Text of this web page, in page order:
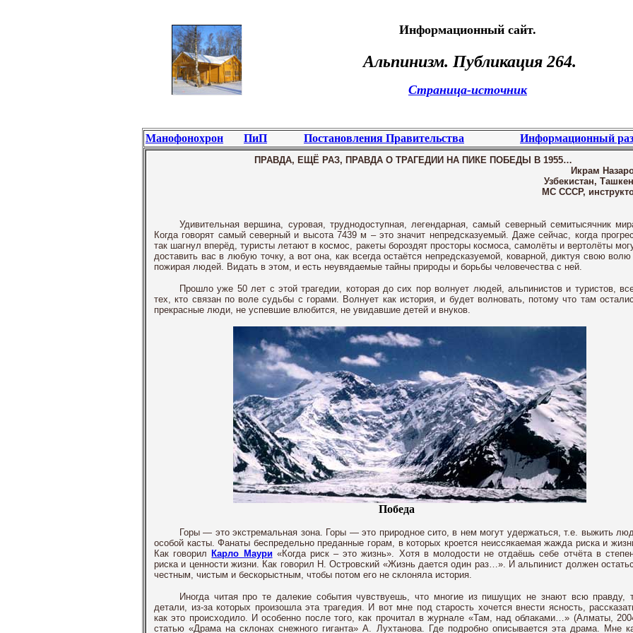
Информационный сайт.
Альпинизм. Публикация 264.
Страница-источник
Манофонохрон ПиП Постановления Правительства Информационный
ПРАВДА, ЕЩЁ РАЗ, ПРАВДА О ТРАГЕДИИ НА ПИКЕ ПОБЕДЫ В 1955…
Икрам
Узбекистан,
МС СССР,
Удивительная вершина, суровая, труднодоступная, легендарная, самый северный семитысячник
Когда говорят самый северный и высота 7439 м – это значит непредсказуемый. Даже сейчас, когда
так шагнул вперёд, туристы летают в космос, ракеты бороздят просторы космоса, самолёты и вертолёты
доставить вас в любую точку, а вот она, как всегда остаётся непредсказуемой, коварной, диктуя свою
пожирая людей. Видать в этом, и есть неувядаемые тайны природы и борьбы человечества с ней.
Прошло уже 50 лет с этой трагедии, которая до сих пор волнует людей, альпинистов и туристов,
тех, кто связан по воле судьбы с горами. Волнует как история, и будет волновать, потому что там
прекрасные люди, не успевшие влюбится, не увидавшие детей и внуков.
Победа
Горы — это экстремальная зона. Горы — это природное сито, в нем могут удержаться, т.е. выжить
особой касты. Фанаты беспредельно преданные горам, в которых кроется неиссякаемая жажда риска и
Как говорил Карло Маури «Когда риск – это жизнь». Хотя в молодости не отдаёшь себе отчёта в
риска и ценности жизни. Как говорил Н. Островский «Жизнь дается один раз…». И альпинист должен
честным, чистым и бескорыстным, чтобы потом его не склоняла история.
Иногда читая про те далекие события чувствуешь, что многие из пишущих не знают всю правду,
детали, из-за которых произошла эта трагедия. И вот мне под старость хочется внести ясность,
как это происходило. И особенно после того, как прочитал в журнале «Там, над облаками…» (Алматы,
статью «Драма на склонах снежного гиганта» А. Лухтанова. Где подробно описывается эта драма. Мне